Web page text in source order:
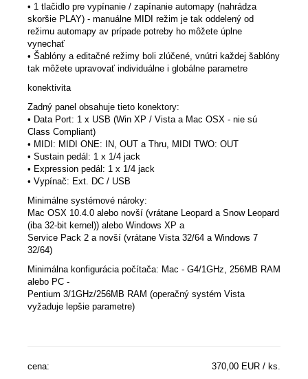
• 1 tlačidlo pre vypínanie / zapínanie automapy (nahrádza
skoršie PLAY) - manuálne MIDI režim je tak oddelený od
režimu automapy av prípade potreby ho môžete úplne
vynechať
• Šablóny a editačné režimy boli zlúčené, vnútri každej šablóny
tak môžete upravovať individuálne i globálne parametre
konektivita
Zadný panel obsahuje tieto konektory:
• Data Port: 1 x USB (Win XP / Vista a Mac OSX - nie sú
Class Compliant)
• MIDI: MIDI ONE: IN, OUT a Thru, MIDI TWO: OUT
• Sustain pedál: 1 x 1/4 jack
• Expression pedál: 1 x 1/4 jack
• Vypínač: Ext. DC / USB
Minimálne systémové nároky:
Mac OSX 10.4.0 alebo novší (vrátane Leopard a Snow Leopard
(iba 32-bit kernel)) alebo Windows XP a
Service Pack 2 a novší (vrátane Vista 32/64 a Windows 7
32/64)
Minimálna konfigurácia počítača: Mac - G4/1GHz, 256MB RAM
alebo PC -
Pentium 3/1GHz/256MB RAM (operačný systém Vista
vyžaduje lepšie parametre)
cena:
370,00 EUR / ks.